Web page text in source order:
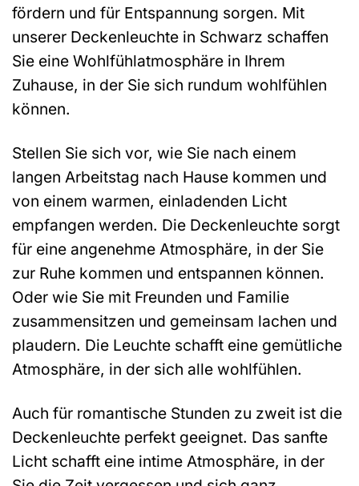
fördern und für Entspannung sorgen. Mit
unserer Deckenleuchte in Schwarz schaffen
Sie eine Wohlfühlatmosphäre in Ihrem
Zuhause, in der Sie sich rundum wohlfühlen
können.
Stellen Sie sich vor, wie Sie nach einem
langen Arbeitstag nach Hause kommen und
von einem warmen, einladenden Licht
empfangen werden. Die Deckenleuchte sorgt
für eine angenehme Atmosphäre, in der Sie
zur Ruhe kommen und entspannen können.
Oder wie Sie mit Freunden und Familie
zusammensitzen und gemeinsam lachen und
plaudern. Die Leuchte schafft eine gemütliche
Atmosphäre, in der sich alle wohlfühlen.
Auch für romantische Stunden zu zweit ist die
Deckenleuchte perfekt geeignet. Das sanfte
Licht schafft eine intime Atmosphäre, in der